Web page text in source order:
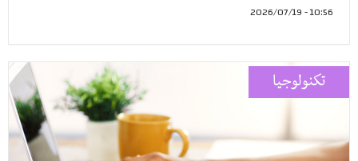
10:56 - 2026/07/19
تكنولوجيا